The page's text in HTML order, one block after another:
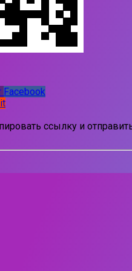
Facebook
ссылку и